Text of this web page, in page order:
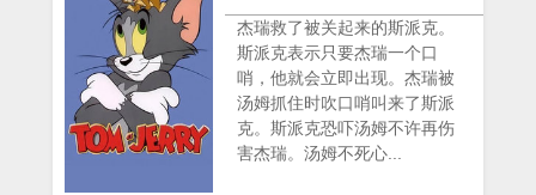
杰瑞救了被关起来的斯派克。
斯派克表示只要杰瑞一个口
哨，他就会立即出现。杰瑞被
汤姆抓住时吹口哨叫来了斯派
克。斯派克恐吓汤姆不许再伤
害杰瑞。汤姆不死心...